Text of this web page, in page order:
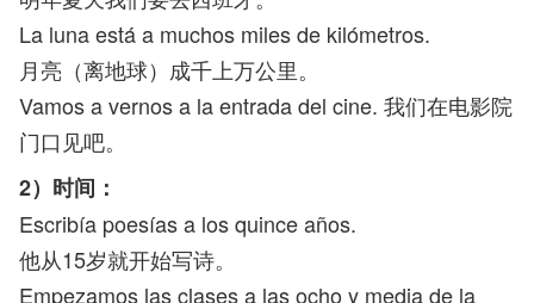
La luna está a muchos miles de kilómetros.
月亮（离地球）成千上万公里。
Vamos a vernos a la entrada del cine. 我们在电影院
门口见吧。
2）时间：
Escribía poesías a los quince años.
他从15岁就开始写诗。
Empezamos las clases a las ocho y media de la